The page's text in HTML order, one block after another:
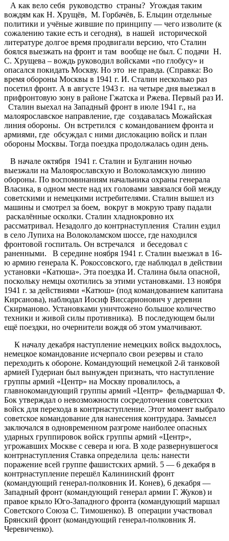
А как вело себя руководство страны? Угождая таким
вождям как Н. Хрущёв, М. Горбачёв, Б. Ельцин отдельные
политики и учёные жившие по принципу — чего изволите (к
сожалению такие есть и сегодня), в нашей исторической
литературе долгое время продвигали версию, что Сталин
боялся выезжать на фронт и там вообще не был. С подачи Н.
С. Хрущева – вождь руководил войсками «по глобусу» и
опасался покидать Москву. Но это не правда. (Справка: Во
время обороны Москвы в 1941 г. И. Сталин несколько раз
посетил фронт. А в августе 1943 г. на четыре дня выезжал в
прифронтовую зону в районе Гжатска и Ржева. Первый раз И.
Сталин выехал на Западный фронт в июле 1941 г., на
малоярославское направление, где создавалась Можайская
линия обороны. Он встретился с командованием фронта и
армиями, где обсуждал с ними дислокацию войск и план
обороны Москвы. Тогда поездка продолжалась один день.
В начале октября 1941 г. Сталин и Булганин ночью
выезжали на Малоярославскую и Волоколамскую линию
обороны. По воспоминаниям начальника охраны генерала
Власика, в одном месте над их головами завязался бой между
советскими и немецкими истребителями. Сталин вышел из
машины и смотрел за боем, вокруг в мокрую траву падали
раскалённые осколки. Сталин хладнокровно их
рассматривал. Незадолго до контрнаступления Сталин ездил
в село Лупиха на Волоколамском шоссе, где находился
фронтовой госпиталь. Он встречался и беседовал с
раненными. В середине ноября 1941 г. Сталин выезжал в 16-
ю армию генерала К. Рокоссовского, где наблюдал в действии
установки «Катюша». Эта поездка И. Сталина была опасной,
поскольку немцы охотились за этими установками. 13 ноября
1941 г. за действиями «Катюш» (под командованием капитана
Кирсанова), наблюдал Иосиф Виссарионович у деревни
Скирманово. Установками уничтожено большое количество
техники и живой силы противника). В последующем были
ещё поездки, но очернители вождя об этом умалчивают.
К началу декабря наступление немецких войск выдохлось,
немецкое командование исчерпало свои резервы и стало
переходить к обороне. Командующий немецкой 2-й танковой
армией Гудериан был вынужден признать, что наступление
группы армий «Центр» на Москву провалилось, а
главнокомандующий группы армий «Центр» фельдмаршал Ф.
Бок утверждал о невозможности сосредоточения советских
войск для перехода в контрнаступление. Этот момент выбрало
советское командование для нанесения контрудара. Замысел
заключался в одновременном разгроме наиболее опасных
ударных группировок войск группы армий «Центр»,
угрожавших Москве с севера и юга. В ходе развернувшегося
контрнаступления Ставка определила цель: нанести
поражение всей группе фашистских армий. 5 — 6 декабря в
контрнаступление перешёл Калининский фронт
(командующий генерал-полковник И. Конев), 6 декабря —
Западный фронт (командующий генерал армии Г. Жуков) и
правое крыло Юго-Западного фронта (командующий маршал
Советского Союза С. Тимошенко). В операции участвовал
Брянский фронт (командующий генерал-полковник Я.
Черевиченко).